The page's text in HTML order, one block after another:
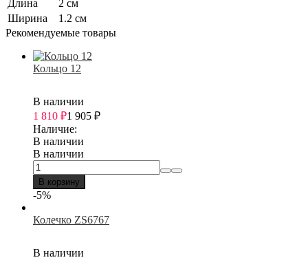
Длина
2 см
Ширина
1.2 см
Рекомендуемые товары
Кольцо 12
В наличии
1 810 ₽1 905 ₽
Наличие:
В наличии
В наличии
В корзину
-5%
Колечко ZS6767
В наличии